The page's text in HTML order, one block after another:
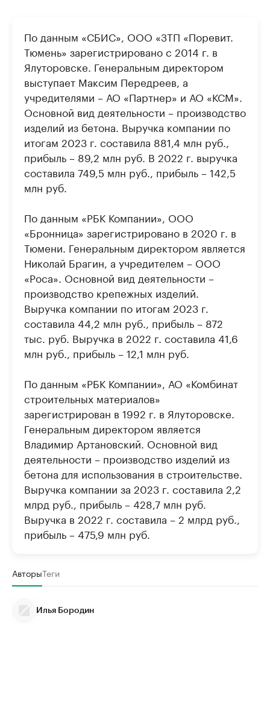
По данным «СБИС», ООО «ЗТП «Поревит.
Тюмень» зарегистрировано с 2014 г. в
Ялуторовске. Генеральным директором
выступает Максим Передреев, а
учредителями – АО «Партнер» и АО «КСМ».
Основной вид деятельности – производство
изделий из бетона. Выручка компании по
итогам 2023 г. составила 881,4 млн руб.,
прибыль – 89,2 млн руб. В 2022 г. выручка
составила 749,5 млн руб., прибыль – 142,5
млн руб.
По данным «РБК Компании», ООО
«Бронница» зарегистрировано в 2020 г. в
Тюмени. Генеральным директором является
Николай Брагин, а учредителем – ООО
«Роса». Основной вид деятельности –
производство крепежных изделий.
Выручка компании по итогам 2023 г.
составила 44,2 млн руб., прибыль – 872
тыс. руб. Выручка в 2022 г. составила 41,6
млн руб., прибыль – 12,1 млн руб.
По данным «РБК Компании», АО «Комбинат
строительных материалов»
зарегистрирован в 1992 г. в Ялуторовске.
Генеральным директором является
Владимир Артановский. Основной вид
деятельности – производство изделий из
бетона для использования в строительстве.
Выручка компании за 2023 г. составила 2,2
млрд руб., прибыль – 428,7 млн руб.
Выручка в 2022 г. составила – 2 млрд руб.,
прибыль – 475,9 млн руб.
АвторыТеги
Илья Бородин